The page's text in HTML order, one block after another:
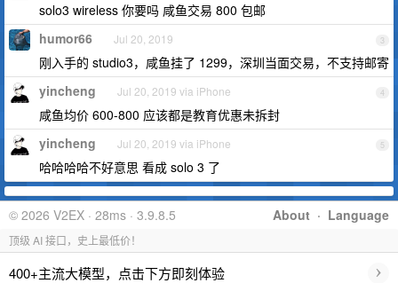
solo3 wireless 你要吗 咸鱼交易 800 包邮
3
humor66 Jul 20, 2019
刚入手的 studio3，咸鱼挂了 1299，深圳当面交易，不支持邮寄
4
yincheng Jul 20, 2019 via iPhone
咸鱼均价 600-800 应该都是教育优惠未拆封
5
yincheng Jul 20, 2019 via iPhone
哈哈哈哈不好意思 看成 solo 3 了
About · Language
© 2026 V2EX · 28ms · 3.9.8.5
顶级 AI 接口，史上最低价！
400+主流大模型，点击下方即刻体验 ›